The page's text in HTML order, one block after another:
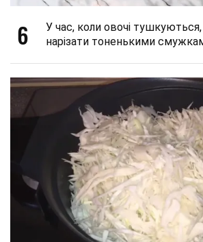
6
У час, коли овочі
нарізати тоненькими